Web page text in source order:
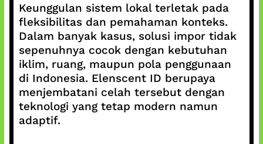
Keunggulan sistem lokal terletak pada
fleksibilitas dan pemahaman konteks.
Dalam banyak kasus, solusi impor tidak
sepenuhnya cocok dengan kebutuhan
iklim, ruang, maupun pola penggunaan
di Indonesia. Elenscent ID berupaya
menjembatani celah tersebut dengan
teknologi yang tetap modern namun
adaptif.